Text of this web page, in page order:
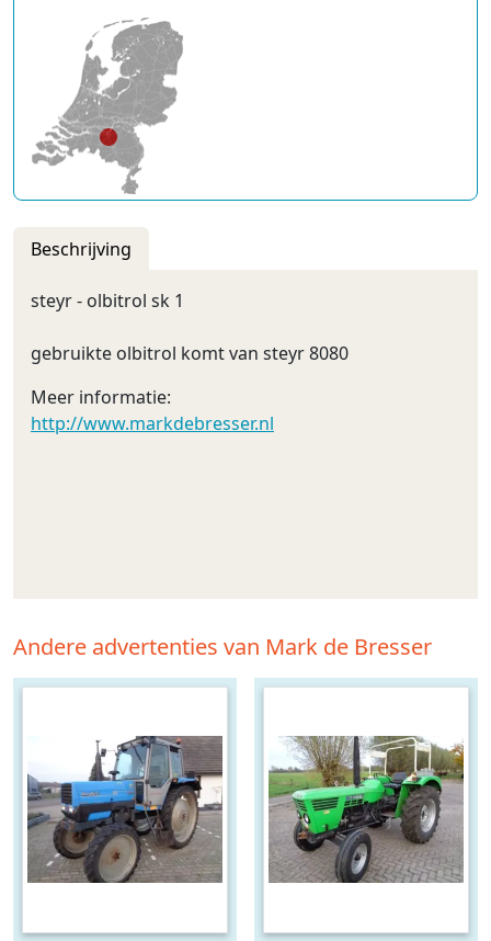
Beschrijving
steyr - olbitrol sk 1
gebruikte olbitrol komt van steyr 8080
Meer informatie:
http://www.markdebresser.nl
Andere advertenties van Mark de Bresser